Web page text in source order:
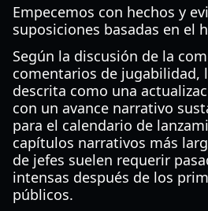
Empecemos con hechos y
suposiciones basadas en el
Según la discusión de la
comentarios de jugabilidad,
descrita como una
con un avance narrativo
para el calendario de
capítulos narrativos más
de jefes suelen requerir
intensas después de los
públicos.